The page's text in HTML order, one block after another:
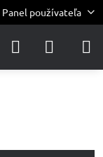
Panel používateľa